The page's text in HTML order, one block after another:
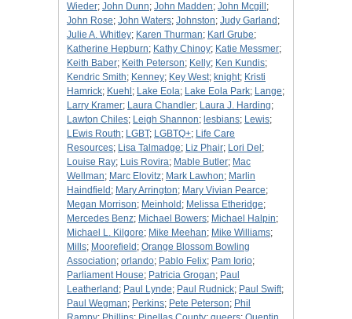
Wieder; John Dunn; John Madden; John Mcgill ;
John Rose; John Waters; Johnston; Judy Garland ;
Julie A. Whitley; Karen Thurman; Karl Grube;
Katherine Hepburn; Kathy Chinoy; Katie Messmer;
Keith Baber; Keith Peterson; Kelly; Ken Kundis;
Kendric Smith; Kenney; Key West; knight; Kristi
Hamrick; Kuehl ; Lake Eola; Lake Eola Park; Lange;
Larry Kramer; Laura Chandler; Laura J. Harding;
Lawton Chiles; Leigh Shannon; lesbians; Lewis;
LEwis Routh; LGBT; LGBTQ+; Life Care
Resources; Lisa Talmadge; Liz Phair; Lori Del ;
Louise Ray; Luis Rovira; Mable Butler; Mac
Wellman; Marc Elovitz; Mark Lawhon; Marlin
Haindfield ; Mary Arrington; Mary Vivian Pearce;
Megan Morrison; Meinhold ; Melissa Etheridge;
Mercedes Benz; Michael Bowers; Michael Halpin;
Michael L. Kilgore; Mike Meehan; Mike Williams;
Mills; Moorefield ; Orange Blossom Bowling
Association; orlando; Pablo Felix; Pam Iorio;
Parliament House; Patricia Grogan; Paul
Leatherland ; Paul Lynde; Paul Rudnick; Paul Swift;
Paul Wegman; Perkins; Pete Peterson; Phil